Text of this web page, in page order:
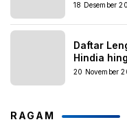
18 Desember
Daftar
Hindia
20 November
RAGAM